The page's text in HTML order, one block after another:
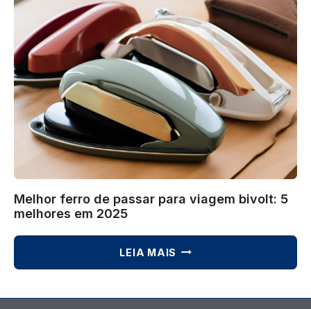
7
MELHORES
EM
2025
|
QUAL
MELHOR?
Melhor ferro de passar para viagem bivolt: 5
melhores em 2025
LEIA MAIS MELHOR
PASSAR